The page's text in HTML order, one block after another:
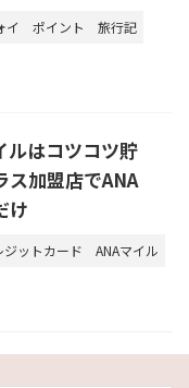
イ ポイント
旅行記
ルはコツコツ貯
ス加盟店でANA
け
ジットカード ANAマイル